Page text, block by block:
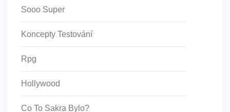
Sooo Super
Koncepty Testování
Rpg
Hollywood
Co To Sakra Bylo?